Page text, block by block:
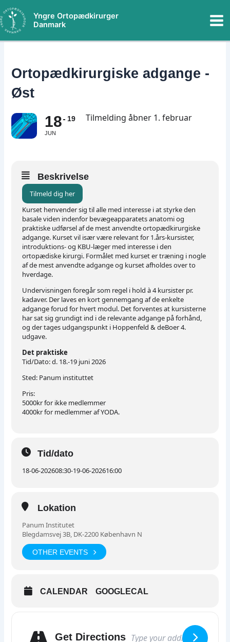
til
indholdet
Yngre Ortopædkirurger
Danmark
Ortopædkirurgiske adgange -
Øst
18
JUN
19 Tilmelding åbner 1. februar
Beskrivelse
Tilmeld dig her
Kurset henvender sig til alle med interesse i at styrke den
basale viden indenfor bevægeapparatets anatomi og
praktiske udførsel af de mest anvendte ortopædkirurgiske
adgange. Kurset vil især være relevant for 1.års-kursister,
introduktions- og KBU-læger med interesse i den
ortopædiske kirurgi. Formålet med kurset er træning i nogle
af de mest anvendte adgange og kurset afholdes over to
hverdage.
Undervisningen foregår som regel i hold à 4 kursister pr.
kadaver. Der laves en kort gennemgang af de enkelte
adgange forud for hvert modul. Det forventes at kursisterne
har sat sig grundigt ind i de relevante adgange på forhånd,
og der tages udgangspunkt i Hoppenfeld & deBoer 4.
udgave.
Det praktiske
Tid/Dato: d. 18.-19 juni 2026
Sted: Panum instituttet
Pris:
5000kr for ikke medlemmer
4000kr for medlemmer af YODA.
Tid/dato
18-06-202608:30-19-06-202616:00
Lokation
Panum Institutet
Blegdamsvej 3B, DK-2200 København N
OTHER EVENTS
CALENDAR GOOGLECAL
Get Directions